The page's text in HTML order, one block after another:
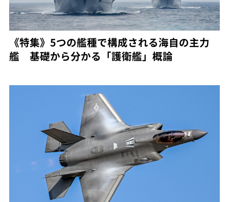
《特集》5つの艦種で構成される海自の主力
艦 基礎から分かる「護衛艦」概論